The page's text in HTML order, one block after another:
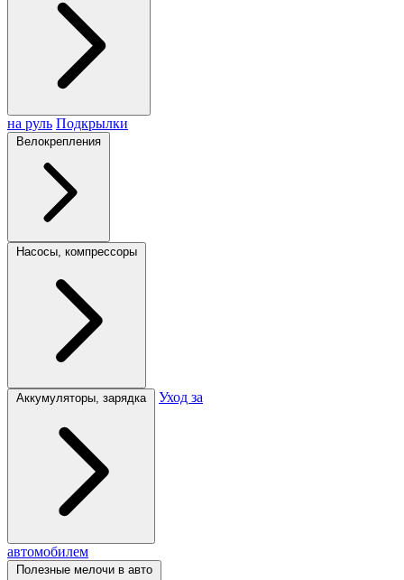
на руль Подкрылки
Велокрепления
Насосы, компрессоры
Аккумуляторы, зарядка Уход за
автомобилем
Полезные мелочи в авто